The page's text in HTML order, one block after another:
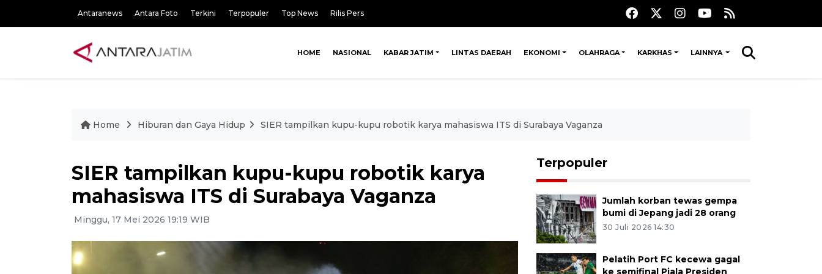
Antaranews Antara Foto Terkini Terpopuler Top News Rilis Pers
HOME NASIONAL KABAR JATIM LINTAS DAERAH EKONOMI OLAHRAGA KARKHAS LAINNYA
Home Hiburan dan Gaya Hidup SIER tampilkan kupu-kupu robotik karya mahasiswa ITS di Surabaya Vaganza
SIER tampilkan kupu-kupu robotik karya
mahasiswa ITS di Surabaya Vaganza
Minggu, 17 Mei 2026 19:19 WIB
Terpopuler
Jumlah korban tewas gempa
bumi di Jepang jadi 28 orang
30 Juli 2026 14:30
Pelatih Port FC kecewa gagal
ke semifinal Piala Presiden